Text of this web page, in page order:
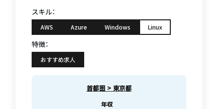
スキル：
AWS Azure Windows Linux
特徴：
おすすめ求人
首都圏 > 東京都
年収